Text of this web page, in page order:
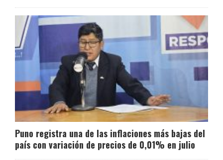
Puno registra una de las inflaciones más bajas del
país con variación de precios de 0,01% en julio